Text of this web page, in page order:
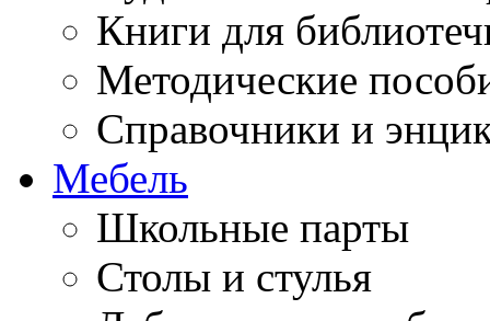
Книги для
Методические
Справочники и
Мебель
Школьные парты
Столы и стулья